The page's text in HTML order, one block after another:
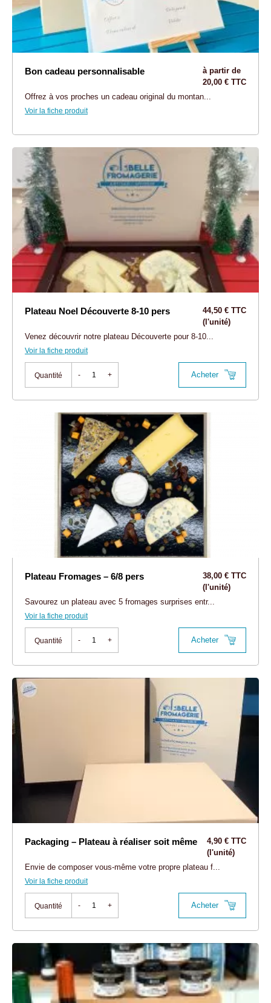
Bon cadeau personnalisable
à partir de
20,00 € TTC
Offrez à vos proches un cadeau original du montan...
Voir la fiche produit
Plateau Noel Découverte 8-10 pers
44,50 € TTC
(l'unité)
Venez découvrir notre plateau Découverte pour 8-10...
Voir la fiche produit
Quantité - + Acheter
Plateau Fromages – 6/8 pers
38,00 € TTC
(l'unité)
Savourez un plateau avec 5 fromages surprises entr...
Voir la fiche produit
Quantité - + Acheter
Packaging – Plateau à réaliser soit même
4,90 € TTC
(l'unité)
Envie de composer vous-même votre propre plateau f...
Voir la fiche produit
Quantité - + Acheter